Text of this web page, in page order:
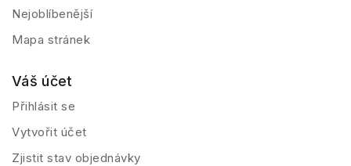
Nejoblíbenější
Mapa stránek
Váš účet
Přihlásit se
Vytvořit účet
Zjistit stav objednávky